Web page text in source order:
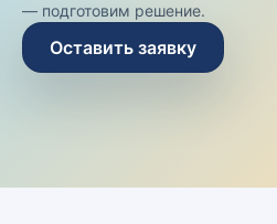
— подготовим решение.
Оставить заявку